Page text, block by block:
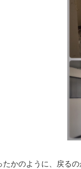
かのように、戻る